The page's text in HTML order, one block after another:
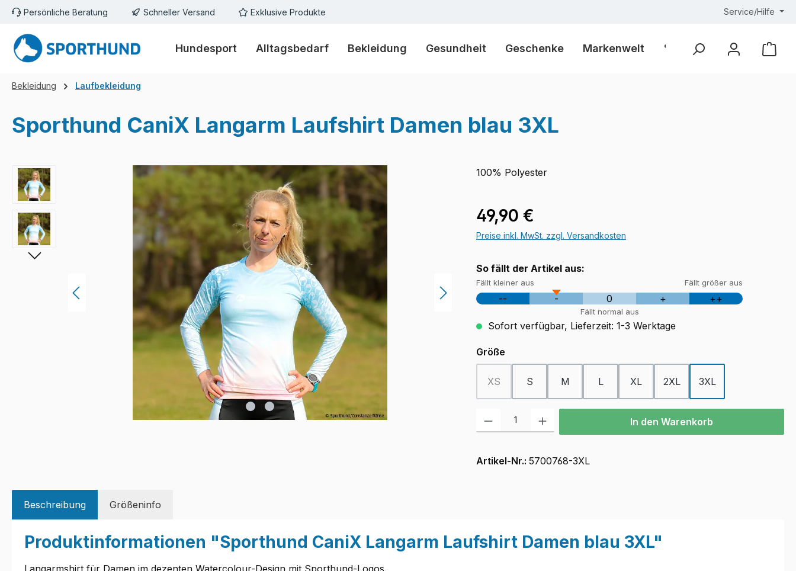
Hauptinhalt springen
Zur Suche springen
Zur Hauptnavigation springen
Persönliche Beratung Schneller Versand Exklusive Produkte Service/Hilfe
Hundesport Alltagsbedarf Bekleidung Gesundheit Geschenke Markenwelt % Outlet %
Bekleidung Laufbekleidung
Sporthund CaniX Langarm Laufshirt Damen blau 3XL
Bildergalerie überspringen 100% Polyester
Regulärer Preis:
49,90 €
Preise inkl. MwSt. zzgl. Versandkosten
So fällt der Artikel aus:
Fällt kleiner aus Fällt größer aus
-- - 0 + ++
Fällt normal aus
Sofort verfügbar, Lieferzeit: 1-3 Werktage
Größe
XS
(Diese Option ist zurzeit nicht verfügbar.)
S M L XL 2XL 3XL
Produkt Anzahl: Gib den gewünschten Wert ein oder benutze die Schaltflächen
In den Warenkorb
Artikel-Nr.: 5700768-3XL
Beschreibung Größeninfo
Produktinformationen "Sporthund CaniX Langarm Laufshirt Damen blau 3XL"